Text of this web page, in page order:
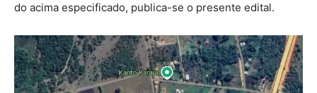
do acima especificado, publica-se o presente edital.